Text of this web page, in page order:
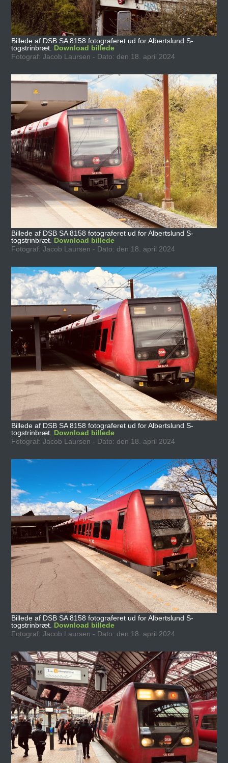
Billede af DSB SA 8158 fotograferet ud for Albertslund S-
togstrinbræt. Download billede
Fotograf: Jacob Laursen - Dato: den 18. april 2024
Billede af DSB SA 8158 fotograferet ud for Albertslund S-
togstrinbræt. Download billede
Fotograf: Jacob Laursen - Dato: den 18. april 2024
Billede af DSB SA 8158 fotograferet ud for Albertslund S-
togstrinbræt. Download billede
Fotograf: Jacob Laursen - Dato: den 18. april 2024
Billede af DSB SA 8158 fotograferet ud for Albertslund S-
togstrinbræt. Download billede
Fotograf: Jacob Laursen - Dato: den 18. april 2024